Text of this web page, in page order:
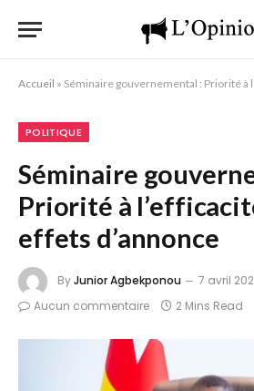
Accueil » Séminaire gouvernemental : Priorité à
POLITIQUE
Séminaire
Priorité à
effets d’annonce
ByJunior Agbekponou
7 avril
Aucun commentaire
2 Mins Read